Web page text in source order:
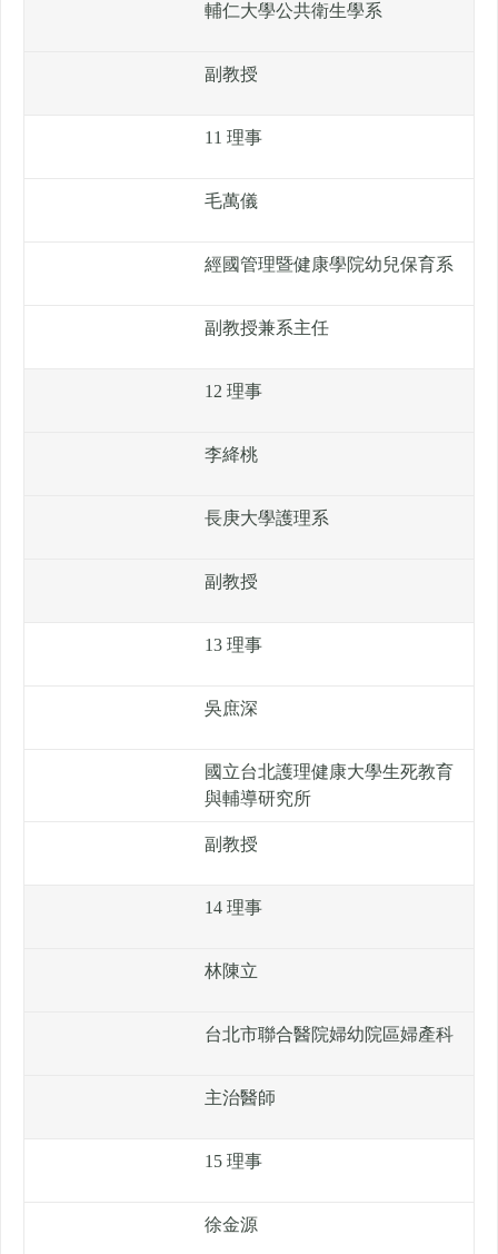
輔仁大學公共衛生學系
副教授
11 理事
毛萬儀
經國管理暨健康學院幼兒保育系
副教授兼系主任
12 理事
李絳桃
長庚大學護理系
副教授
13 理事
吳庶深
國立台北護理健康大學生死教育
與輔導研究所
副教授
14 理事
林陳立
台北市聯合醫院婦幼院區婦產科
主治醫師
15 理事
徐金源